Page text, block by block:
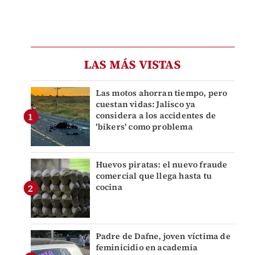
LAS MÁS VISTAS
Las motos ahorran tiempo, pero
cuestan vidas: Jalisco ya
considera a los accidentes de
'bikers' como problema
Huevos piratas: el nuevo fraude
comercial que llega hasta tu
cocina
Padre de Dafne, joven víctima de
feminicidio en academia